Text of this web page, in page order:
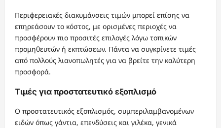
Περιφερειακές διακυμάνσεις τιμών μπορεί επίσης να
επηρεάσουν το κόστος, με ορισμένες περιοχές να
προσφέρουν πιο προσιτές επιλογές λόγω τοπικών
προμηθευτών ή εκπτώσεων. Πάντα να συγκρίνετε τιμές
από πολλούς λιανοπωλητές για να βρείτε την καλύτερη
προσφορά.
Τιμές για προστατευτικό εξοπλισμό
Ο προστατευτικός εξοπλισμός, συμπεριλαμβανομένων
ειδών όπως γάντια, επενδύσεις και γιλέκα, γενικά